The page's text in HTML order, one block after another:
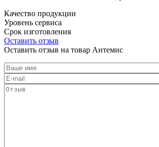
Качество продукции
Уровень сервиса
Срок изготовления
Оставить отзыв
Оставить отзыв на товар Антемис